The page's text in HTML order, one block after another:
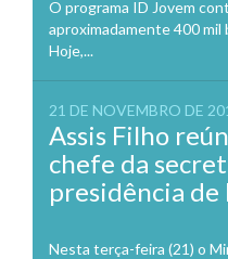
O programa ID Jovem
aproximadamente 400
Hoje,...
21 DE NOVEMBRO DE
Assis Filho
chefe da
presidência
Nesta terça-feira (21) o